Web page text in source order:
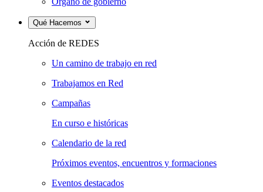
Qué Hacemos
Acción de REDES
Un camino de trabajo en red
Trabajamos en Red
Campañas
En curso e históricas
Calendario de la red
Próximos eventos, encuentros y formaciones
Eventos destacados